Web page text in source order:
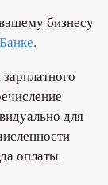
бизнесу
.
для
оплаты